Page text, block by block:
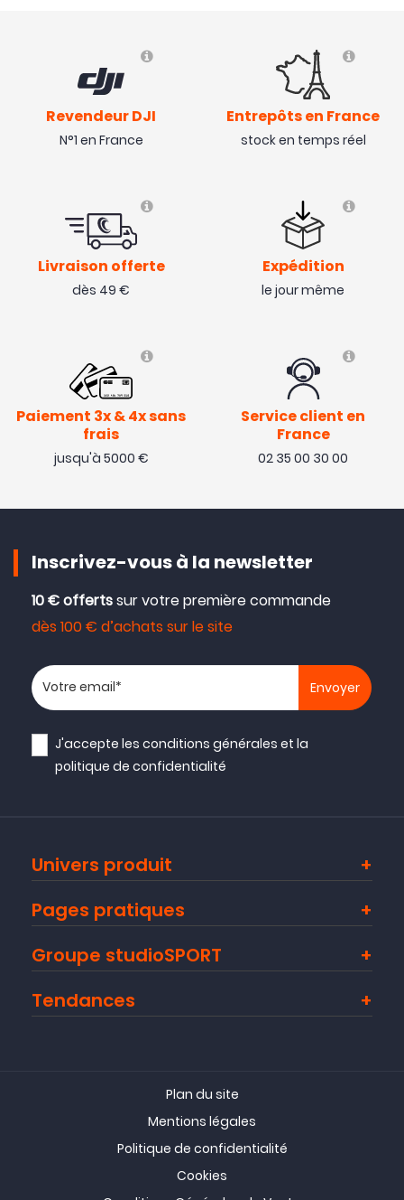
Revendeur DJI
N°1 en France
Entrepôts en France
stock en temps réel
Livraison offerte
dès 49 €
Expédition
le jour même
Paiement 3x & 4x sans
frais
jusqu'à 5000 €
Service client en
France
02 35 00 30 00
Inscrivez-vous à la newsletter
10 € offertssur votre première commande
dès 100 € d’achats sur le site
Votre adresse email
J'accepte lesconditions générales et la
politique de confidentialité
Univers produit
Pages pratiques
Groupe studioSPORT
Tendances
Plan du site
Mentions légales
Politique de confidentialité
Cookies